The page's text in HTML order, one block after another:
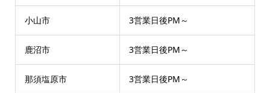
小山市 3営業日後PM～
鹿沼市 3営業日後PM～
那須塩原市 3営業日後PM～